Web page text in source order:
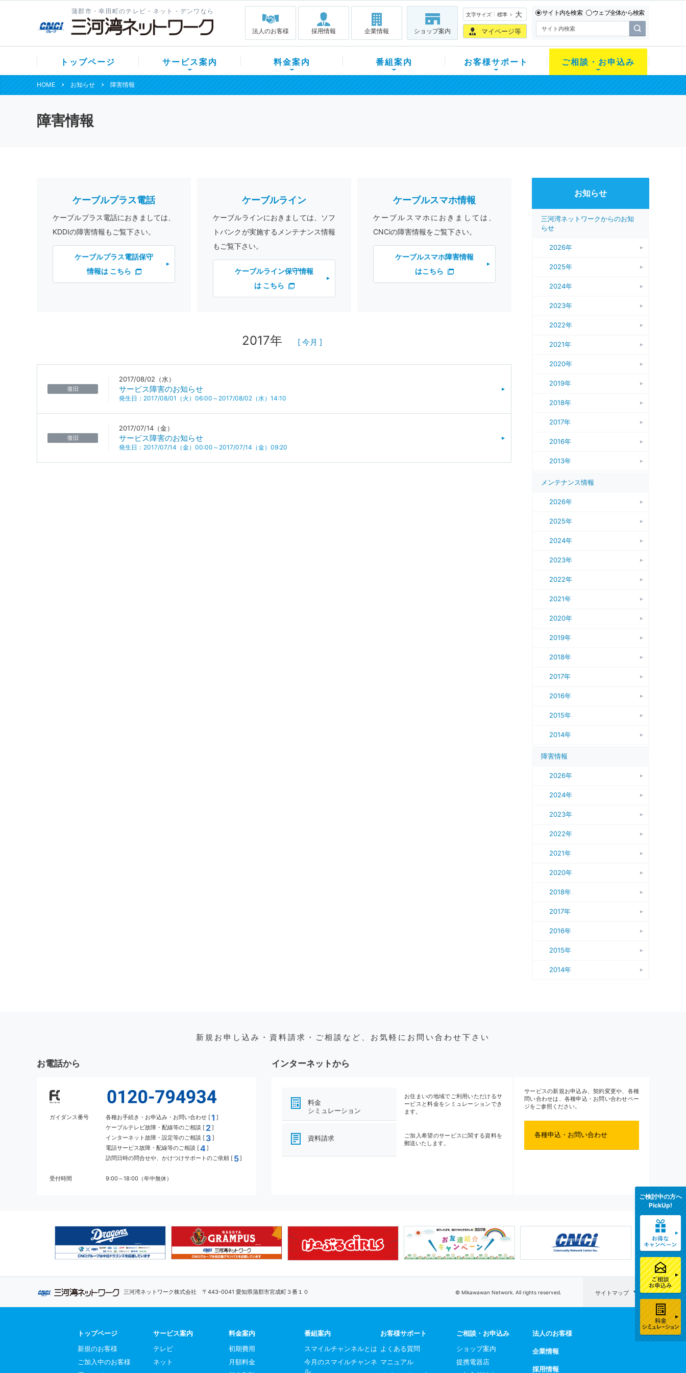
蒲郡市・幸田町のテレビ・ネット・デンワなら
法人のお客様 採用情報 企業情報 ショップ案内
文字サイズ 標準 大
マイページ等
サイト内を検索 ウェブ全体から検索
トップページ サービス案内 料金案内 番組案内 お客様サポート ご相談・お申込み
HOME お知らせ 障害情報
障害情報
ケーブルプラス電話
ケーブルプラス電話におきましては、
KDDIの障害情報もご覧下さい。
ケーブルプラス電話保守
情報は こちら
ケーブルライン
ケーブルラインにおきましては、ソフ
トバンクが実施するメンテナンス情報
もご覧下さい。
ケーブルライン保守情報
は こちら
ケーブルスマホ情報
ケーブルスマホにおきましては、
CNCiの障害情報をご覧下さい。
ケーブルスマホ障害情報
はこちら
2017年 [ 今月 ]
復旧
2017/08/02（水）
サービス障害のお知らせ
発生日：2017/08/01（火）06:00～2017/08/02（水）14:10
復旧
2017/07/14（金）
サービス障害のお知らせ
発生日：2017/07/14（金）00:00～2017/07/14（金）09:20
お知らせ
三河湾ネットワークからのお知
らせ
2026年
2025年
2024年
2023年
2022年
2021年
2020年
2019年
2018年
2017年
2016年
2013年
メンテナンス情報
2026年
2025年
2024年
2023年
2022年
2021年
2020年
2019年
2018年
2017年
2016年
2015年
2014年
障害情報
2026年
2024年
2023年
2022年
2021年
2020年
2018年
2017年
2016年
2015年
2014年
新規お申し込み・資料請求・ご相談など、お気軽にお問い合わせ下さい
お電話から
ガイダンス番号 各種お手続き・お申込み・お問い合わせ [1 ]
ケーブルテレビ故障・配線等のご相談 [ 2]
インターネット故障・設定等のご相談 [ 3 ]
電話サービス故障・配線等のご相談 [4]
訪問日時の問合せや、かけつけサポートのご依頼 [ 5]
受付時間 9:00～18:00（年中無休）
インターネットから
料金
シミュレーション
お住まいの地域でご利用いただけるサ
ービスと料金をシミュレーションでき
ます。
資料請求
ご加入希望のサービスに関する資料を
郵送いたします。
サービスの新規お申込み、契約変更や、各種
問い合わせは、各種申込・お問い合わせペー
ジをご参照ください。
各種申込・お問い合わせ
三河湾ネットワーク株式会社 〒443-0041 愛知県蒲郡市宮成町３番１０ © Mikawawan Network. All rights reserved. サイトマップ
トップページ
新規のお客様
ご加入中のお客様
サービス案内
テレビ
ネット
料金案内
初期費用
月額料金
番組案内
スマイルチャンネルとは
今月のスマイルチャンネ
ル
お客様サポート
よくある質問
マニュアル
ご相談・お申込み
ショップ案内
提携電器店
法人のお客様
企業情報
採用情報
ご検討中の方へ
PickUp!